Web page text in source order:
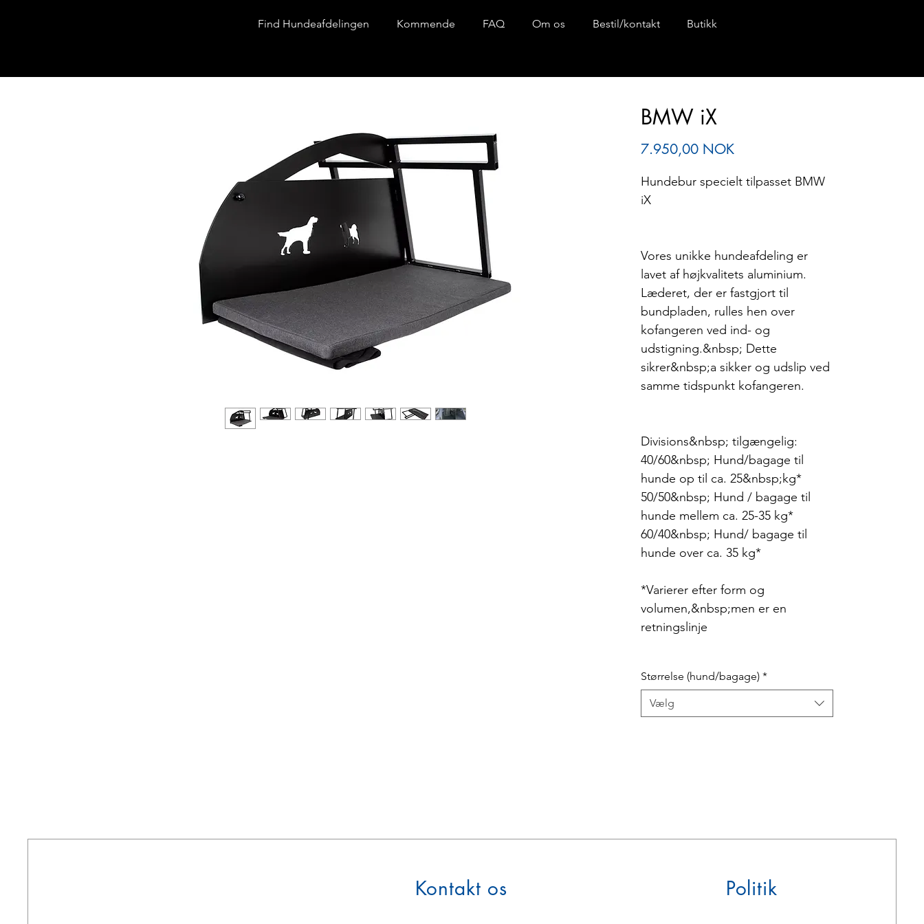
Find Hundeafdelingen Kommende FAQ Om os Bestil/kontakt Butikk
BMW iX
7.950,00 NOKPris
Hundebur specielt tilpasset BMW
iX
Vores unikke hundeafdeling er
lavet af højkvalitets aluminium.
Læderet, der er fastgjort til
bundpladen, rulles hen over
kofangeren ved ind- og
udstigning.&nbsp; Dette
sikrer&nbsp;a sikker og udslip ved
samme tidspunkt kofangeren.
Divisions&nbsp; tilgængelig:
40/60&nbsp; Hund/bagage til
hunde op til ca. 25&nbsp;kg*
50/50&nbsp; Hund / bagage til
hunde mellem ca. 25-35 kg*
60/40&nbsp; Hund/ bagage til
hunde over ca. 35 kg*
*Varierer efter form og
volumen,&nbsp;men er en
retningslinje
Størrelse (hund/bagage) *
Vælg
Kontakt os Politik